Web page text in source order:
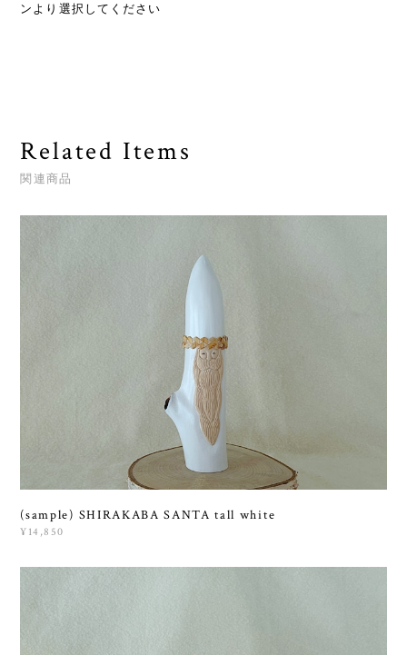
ンより選択してください
Related Items
関連商品
(sample) SHIRAKABA SANTA tall white
¥14,850